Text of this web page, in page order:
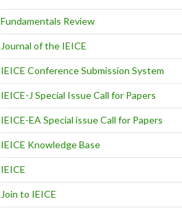
Fundamentals Review
Journal of the IEICE
IEICE Conference Submission System
IEICE-J Special Issue Call for Papers
IEICE-EA Special issue Call for Papers
IEICE Knowledge Base
IEICE
Join to IEICE